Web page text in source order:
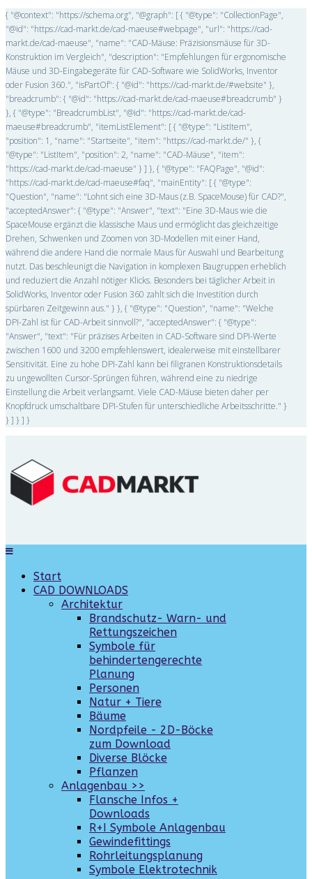
{ "@context": "https://schema.org", "@graph": [ { "@type": "CollectionPage",
"@id": "https://cad-markt.de/cad-maeuse#webpage", "url": "https://cad-
markt.de/cad-maeuse", "name": "CAD-Mäuse: Präzisionsmäuse für 3D-
Konstruktion im Vergleich", "description": "Empfehlungen für ergonomische
Mäuse und 3D-Eingabegeräte für CAD-Software wie SolidWorks, Inventor
oder Fusion 360.", "isPartOf": { "@id": "https://cad-markt.de/#website" },
"breadcrumb": { "@id": "https://cad-markt.de/cad-maeuse#breadcrumb" }
}, { "@type": "BreadcrumbList", "@id": "https://cad-markt.de/cad-
maeuse#breadcrumb", "itemListElement": [ { "@type": "ListItem",
"position": 1, "name": "Startseite", "item": "https://cad-markt.de/" }, {
"@type": "ListItem", "position": 2, "name": "CAD-Mäuse", "item":
"https://cad-markt.de/cad-maeuse" } ] }, { "@type": "FAQPage", "@id":
"https://cad-markt.de/cad-maeuse#faq", "mainEntity": [ { "@type":
"Question", "name": "Lohnt sich eine 3D-Maus (z.B. SpaceMouse) für CAD?",
"acceptedAnswer": { "@type": "Answer", "text": "Eine 3D-Maus wie die
SpaceMouse ergänzt die klassische Maus und ermöglicht das gleichzeitige
Drehen, Schwenken und Zoomen von 3D-Modellen mit einer Hand,
während die andere Hand die normale Maus für Auswahl und Bearbeitung
nutzt. Das beschleunigt die Navigation in komplexen Baugruppen erheblich
und reduziert die Anzahl nötiger Klicks. Besonders bei täglicher Arbeit in
SolidWorks, Inventor oder Fusion 360 zahlt sich die Investition durch
spürbaren Zeitgewinn aus." } }, { "@type": "Question", "name": "Welche
DPI-Zahl ist für CAD-Arbeit sinnvoll?", "acceptedAnswer": { "@type":
"Answer", "text": "Für präzises Arbeiten in CAD-Software sind DPI-Werte
zwischen 1600 und 3200 empfehlenswert, idealerweise mit einstellbarer
Sensitivität. Eine zu hohe DPI-Zahl kann bei filigranen Konstruktionsdetails
zu ungewollten Cursor-Sprüngen führen, während eine zu niedrige
Einstellung die Arbeit verlangsamt. Viele CAD-Mäuse bieten daher per
Knopfdruck umschaltbare DPI-Stufen für unterschiedliche Arbeitsschritte." }
} ] } ] }
Start
CAD DOWNLOADS
Architektur
Brandschutz- Warn- und
Rettungszeichen
Symbole für
behindertengerechte
Planung
Personen
Natur + Tiere
Bäume
Nordpfeile - 2D-Böcke
zum Download
Diverse Blöcke
Pflanzen
Anlagenbau >>
Flansche Infos +
Downloads
R+I Symbole Anlagenbau
Gewindefittings
Rohrleitungsplanung
Symbole Elektrotechnik